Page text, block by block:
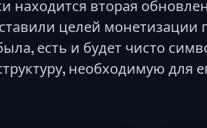
находится вторая
целей монетизации
есть и будет чисто
необходимую для